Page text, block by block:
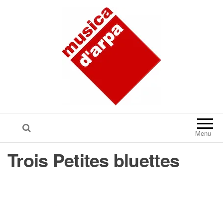
Menu
Trois Petites bluettes